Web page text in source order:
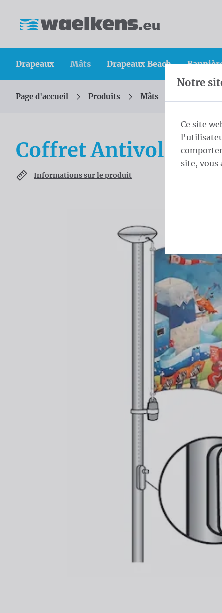
Drapeaux Mâts Drapeaux Beach
Vous êtes ici :
Page d'accueil Produits Mâts
Coffret Antivol 6,0
Informations sur le produit
Notre
Ce site
site, vous